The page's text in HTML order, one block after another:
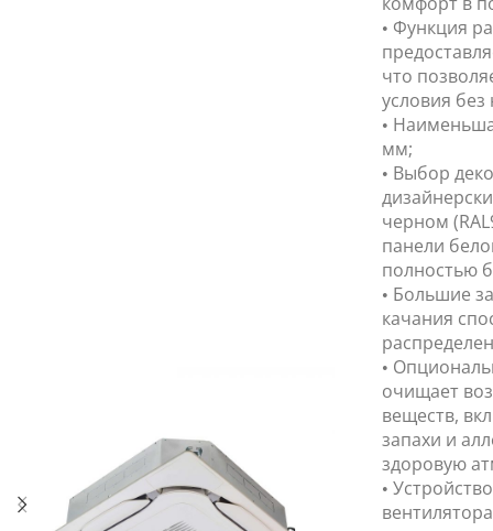
• Функция
что
условия
•
мм;
• Выбор
черном
панели
полностью
• Большие
качания
•
очищает
веществ,
запахи и
здоровую
•